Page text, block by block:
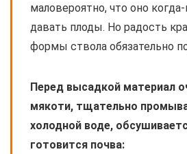
маловероятно, что оно
давать плоды. Но радость
формы ствола обязательно
Перед высадкой материал
мякоти, тщательно
холодной воде,
готовится почва: